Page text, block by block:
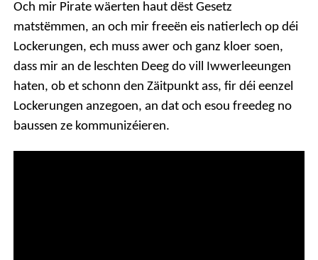
Och mir Pirate wäerten haut dëst Gesetz
matstëmmen, an och mir freeën eis natierlech op déi
Lockerungen, ech muss awer och ganz kloer soen,
dass mir an de leschten Deeg do vill Iwwerleeungen
haten, ob et schonn den Zäitpunkt ass, fir déi eenzel
Lockerungen anzegoen, an dat och esou freedeg no
baussen ze kommunizéieren.